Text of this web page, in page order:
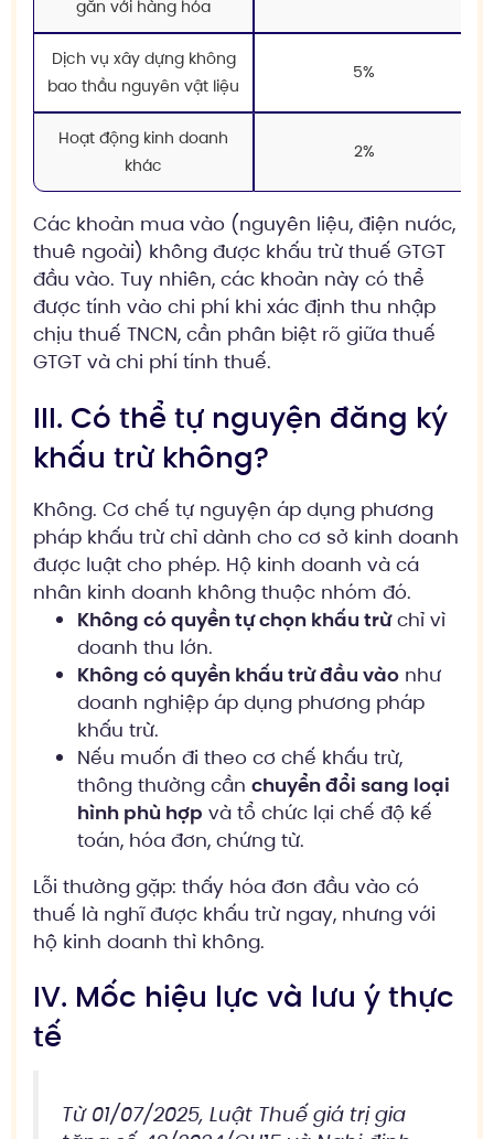
gắn với hàng hóa
Dịch vụ xây dựng không
bao thầu nguyên vật liệu
5%
Hoạt động kinh doanh
khác
2%
Các khoản mua vào (nguyên liệu, điện nước,
thuê ngoài) không được khấu trừ thuế GTGT
đầu vào. Tuy nhiên, các khoản này có thể
được tính vào chi phí khi xác định thu nhập
chịu thuế TNCN, cần phân biệt rõ giữa thuế
GTGT và chi phí tính thuế.
III. Có thể tự nguyện đăng ký
khấu trừ không?
Không. Cơ chế tự nguyện áp dụng phương
pháp khấu trừ chỉ dành cho cơ sở kinh doanh
được luật cho phép. Hộ kinh doanh và cá
nhân kinh doanh không thuộc nhóm đó.
Không có quyền tự chọn khấu trừchỉ vì
doanh thu lớn.
Không có quyền khấu trừ đầu vào như
doanh nghiệp áp dụng phương pháp
khấu trừ.
Nếu muốn đi theo cơ chế khấu trừ,
thông thường cần chuyển đổi sang loại
hình phù hợp và tổ chức lại chế độ kế
toán, hóa đơn, chứng từ.
Lỗi thường gặp: thấy hóa đơn đầu vào có
thuế là nghĩ được khấu trừ ngay, nhưng với
hộ kinh doanh thì không.
IV. Mốc hiệu lực và lưu ý thực
tế
Từ 01/07/2025, Luật Thuế giá trị gia